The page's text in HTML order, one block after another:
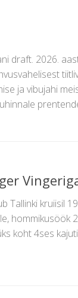
draft. 2026.
ja vibujahi
Tallinki kruiisil
hommikusöök
koht 4ses